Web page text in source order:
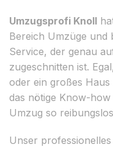
Umzugsprofi Knoll
Bereich Umzüge und
Service, der genau
zugeschnitten ist.
oder ein großes
das nötige Know-
Umzug so
Unser